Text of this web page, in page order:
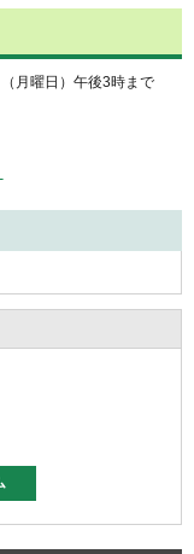
月曜日）午後3時まで